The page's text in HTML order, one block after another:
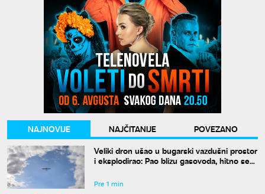
NAJNOVIJE NAJČITANIJE
POVEZANO
Veliki dron ušao u bugarski vazdušni prostor
i eksplodirao: Pao blizu gasovoda, hitno se
Pre 1 min